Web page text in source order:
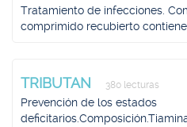
Tratamiento de infecciones.
comprimido recubierto
TRIBUTAN 380 lecturas
Prevención de los estados